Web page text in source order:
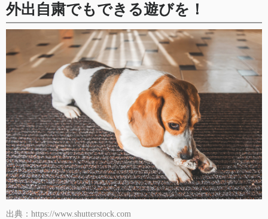
外出自粛でもできる遊びを！
出典：https://www.shutterstock.com